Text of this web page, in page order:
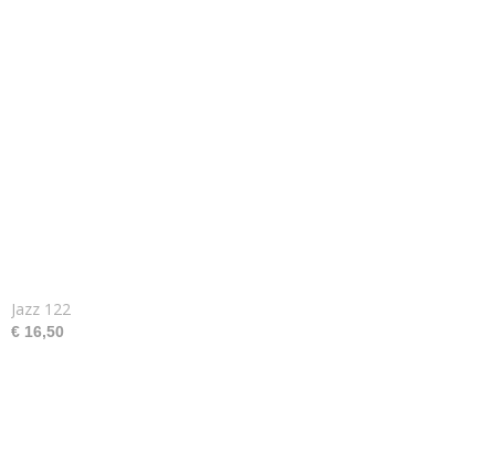
Jazz 122
€ 16,50